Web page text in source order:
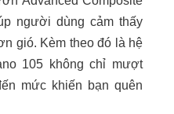
người dùng cảm thấy
gió. Kèm theo đó là hệ
105 không chỉ mượt
mức khiến bạn quên